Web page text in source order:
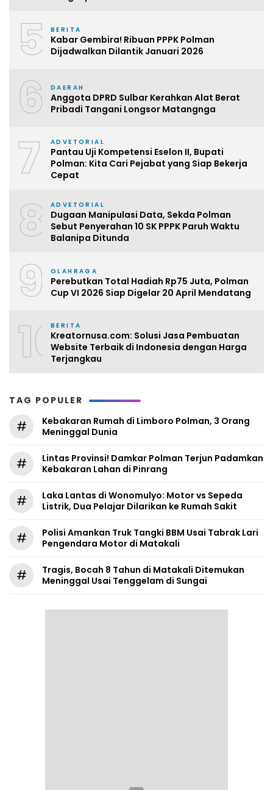
5 BERITA
Kabar Gembira! Ribuan PPPK Polman
Dijadwalkan Dilantik Januari 2026
6 DAERAH
Anggota DPRD Sulbar Kerahkan Alat Berat
Pribadi Tangani Longsor Matangnga
7 ADVETORIAL
Pantau Uji Kompetensi Eselon II, Bupati
Polman: Kita Cari Pejabat yang Siap Bekerja
Cepat
8 ADVETORIAL
Dugaan Manipulasi Data, Sekda Polman
Sebut Penyerahan 10 SK PPPK Paruh Waktu
Balanipa Ditunda
9 OLAHRAGA
Perebutkan Total Hadiah Rp75 Juta, Polman
Cup VI 2026 Siap Digelar 20 April Mendatang
10BERITA
Kreatornusa.com: Solusi Jasa Pembuatan
Website Terbaik di Indonesia dengan Harga
Terjangkau
TAG POPULER
#
Kebakaran Rumah di Limboro Polman, 3 Orang
Meninggal Dunia
#
Lintas Provinsi! Damkar Polman Terjun Padamkan
Kebakaran Lahan di Pinrang
#
Laka Lantas di Wonomulyo: Motor vs Sepeda
Listrik, Dua Pelajar Dilarikan ke Rumah Sakit
#
Polisi Amankan Truk Tangki BBM Usai Tabrak Lari
Pengendara Motor di Matakali
#
Tragis, Bocah 8 Tahun di Matakali Ditemukan
Meninggal Usai Tenggelam di Sungai